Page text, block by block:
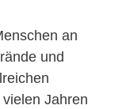
an
und
Jahren